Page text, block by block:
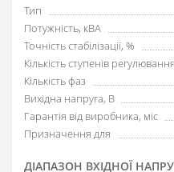
Тип
Потужність, кВА
Точність стабілізації, %
Кількість ступенів регулювання
Кількість фаз
Вихідна напруга, В
Гарантія від виробника, міс
Призначення для
ДІАПАЗОН ВХІДНОЇ